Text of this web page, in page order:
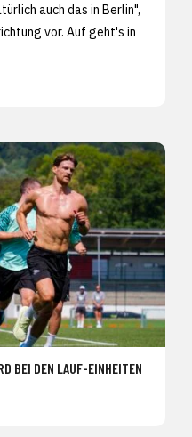
auch das in Berlin",
vor. Auf geht's in
BEI DEN LAUF-EINHEITEN